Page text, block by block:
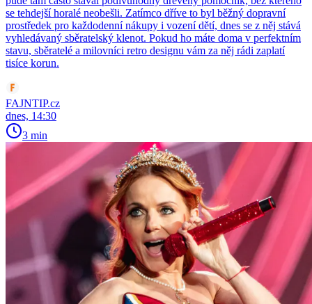
se tehdejší horalé neobešli. Zatímco dříve to byl běžný dopravní
prostředek pro každodenní nákupy i vození dětí, dnes se z něj stává
vyhledávaný sběratelský klenot. Pokud ho máte doma v perfektním
stavu, sběratelé a milovníci retro designu vám za něj rádi zaplatí
tisíce korun.
FAJNTIP.cz
dnes, 14:30
3 min